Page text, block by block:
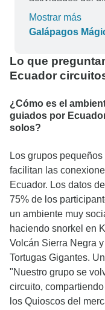
de disfrutar de
Mostrar más
Galápagos
Lo que
Ecuador
¿Cómo es el
guiados por
solos?
Los grupos
facilitan las
Ecuador. Los datos
75% de los
un ambiente muy
haciendo snorkel en
Volcán Sierra Negra
Tortugas Gigantes.
"Nuestro grupo se
circuito,
los Quioscos del